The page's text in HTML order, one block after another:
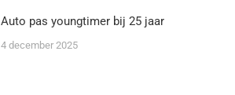
Auto pas youngtimer bij 25 jaar
4 december 2025